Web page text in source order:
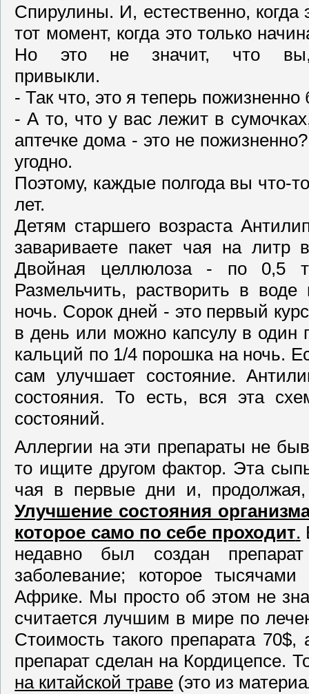
Спирулины. И, естественно, когда
тот момент, когда это только
Но это не значит, что
- Так что, это я теперь пожизненно
- А то, что у вас лежит в
аптечке дома - это не
угодно.
Поэтому, каждые полгода вы что-
лет.
Детям старшего возраста
завариваете пакет чая на
Двойная целлюлоза - по 0,5
Размельчить, растворить в
ночь. Сорок дней - это первый
в день или можно капсулу в один
кальций по 1/4 порошка на ночь.
сам улучшает состояние.
состояния. То есть, вся эта
Аллергии на эти препараты не
то ищите другом фактор. Эта
чая в первые дни и, продолжая,
Улучшение состояния
которое само по себе проходит.
недавно был создан
заболевание; которое
Африке. Мы просто об этом не
считается лучшим в мире по
Стоимость такого препарата
препарат сделан на Кордицепсе.
на китайской траве (это из